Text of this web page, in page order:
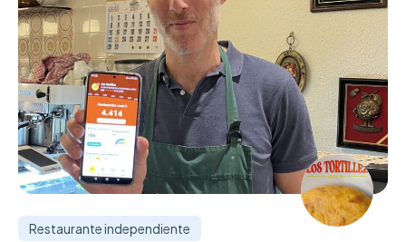
Restaurante independiente